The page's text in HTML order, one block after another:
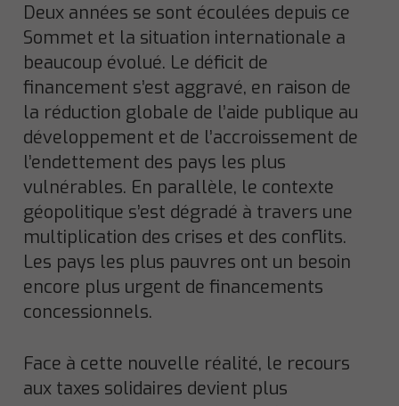
Deux années se sont écoulées depuis ce
Sommet et la situation internationale a
beaucoup évolué. Le déficit de
financement s’est aggravé, en raison de
la réduction globale de l’aide publique au
développement et de l’accroissement de
l’endettement des pays les plus
vulnérables. En parallèle, le contexte
géopolitique s’est dégradé à travers une
multiplication des crises et des conflits.
Les pays les plus pauvres ont un besoin
encore plus urgent de financements
concessionnels.
Face à cette nouvelle réalité, le recours
aux taxes solidaires devient plus